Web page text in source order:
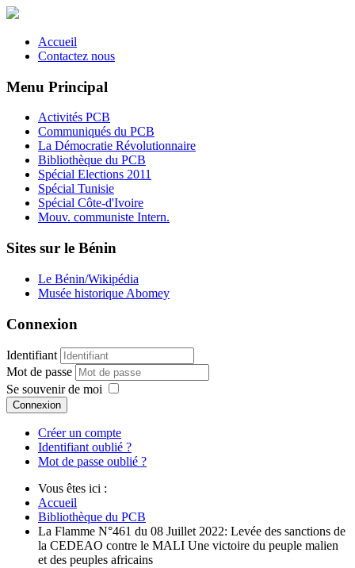
Accueil
Contactez nous
Menu Principal
Activités PCB
Communiqués du PCB
La Démocratie Révolutionnaire
Bibliothèque du PCB
Spécial Elections 2011
Spécial Tunisie
Spécial Côte-d'Ivoire
Mouv. communiste Intern.
Sites sur le Bénin
Le Bénin/Wikipédia
Musée historique Abomey
Connexion
Identifiant
Mot de passe
Se souvenir de moi
Connexion
Créer un compte
Identifiant oublié ?
Mot de passe oublié ?
Vous êtes ici :
Accueil
Bibliothèque du PCB
La Flamme N°461 du 08 Juillet 2022: Levée des sanctions de
la CEDEAO contre le MALI Une victoire du peuple malien
et des peuples africains